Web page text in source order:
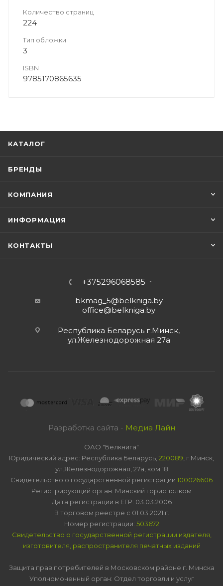
Количество страниц
224
Тип обложки
3
ISBN
9785170865635
КАТАЛОГ
БРЕНДЫ
КОМПАНИЯ
ИНФОРМАЦИЯ
КОНТАКТЫ
+375296068585
bkmag_5@belkniga.by
office@belkniga.by
Республика Беларусь г.Минск,
ул.Железнодорожная 27а
Разработка сайта - Медиа Лайн
ОАО "Белкнига"
Юридический адрес: Республика Беларусь, 220089 , г.Минск,
ул.Железнодорожная, 27а, ком 18
Свидетельство о государственной регистрации 100026606
Регистрирующий орган: Минский горисполком
Дата регистрации в ЕГР: 03.03.2006
В торговом реестре с 01.03.2021 г.
Номер регистрации: 503672
Свидетельство о государственной регистрации издателя,
изготовителя, распространителя печатных изданий
Защита прав потребителей в Московском районе г. Минска
Уполномоченный орган: Отдел торговли и услуг